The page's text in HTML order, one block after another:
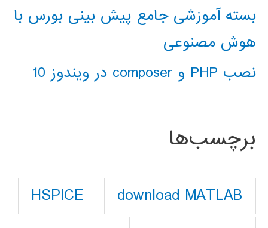
بسته آموزشی جامع پیش بینی بورس با
هوش مصنوعی
نصب PHP و composer در ویندوز 10
برچسب‌ها
download MATLAB
HSPICE